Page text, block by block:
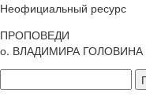
Неофициальный ресурс
ПРОПОВЕДИ
о. ВЛАДИМИРА ГОЛОВИНА